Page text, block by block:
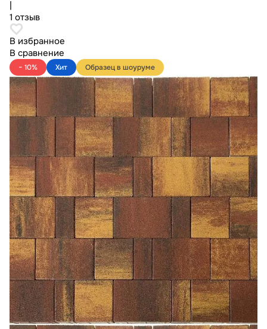
1 отзыв
В избранное
В сравнение
− 10% Хит Образец в шоуруме